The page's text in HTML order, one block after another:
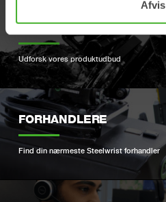
Afvis
PRODUKTER
Udforsk vores produktudbud
FORHANDLERE
Find din nærmeste Steelwrist forhandler